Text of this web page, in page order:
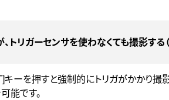
トリガーセンサを使わなくても撮影する
キーを押すと強制的にトリガがかかり撮
能です。